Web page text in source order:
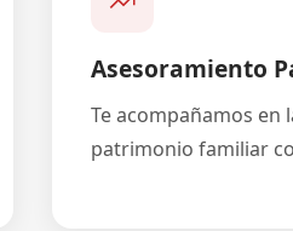
Asesoramiento
Te acompañamos en
patrimonio familiar